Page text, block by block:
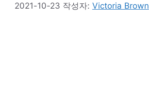
2021-10-23 작성자: Victoria Brown